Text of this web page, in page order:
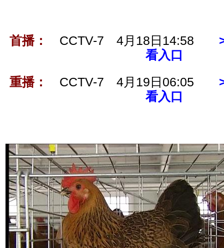
首播： CCTV-7 4月18日14:58
看入口
重播：
CCTV-7 4月19日06:05
看入口